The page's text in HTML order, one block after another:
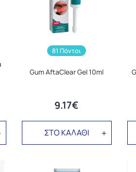
81 Πόντοι
Gum AftaClear Gel 10ml
9.17€
ΣΤΟ ΚΑΛΑΘΙ